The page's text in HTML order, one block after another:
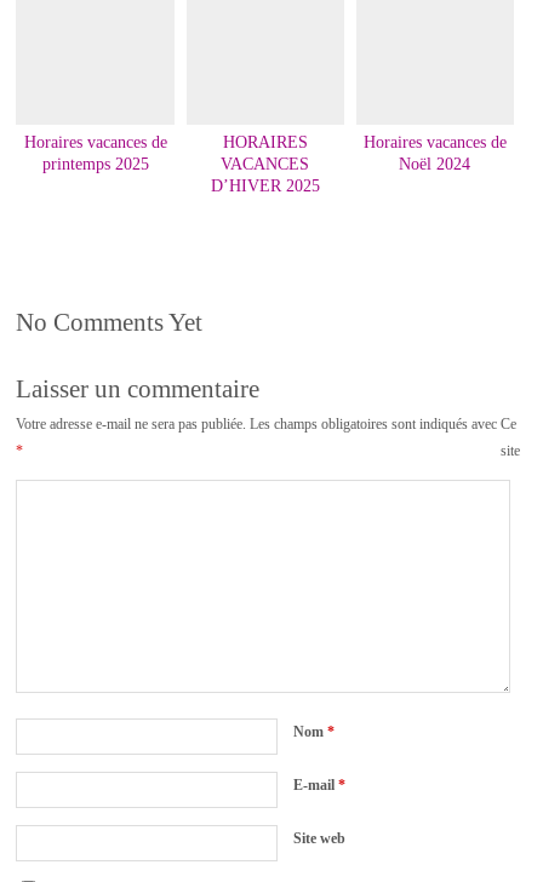
Horaires vacances de
printemps 2025
HORAIRES
VACANCES
D’HIVER 2025
Horaires vacances de
Noël 2024
No Comments Yet
Laisser un commentaire
Votre adresse e-mail ne sera pas publiée. Les champs obligatoires sont indiqués avec
*
Nom*
E-mail*
Site web
Ce
site